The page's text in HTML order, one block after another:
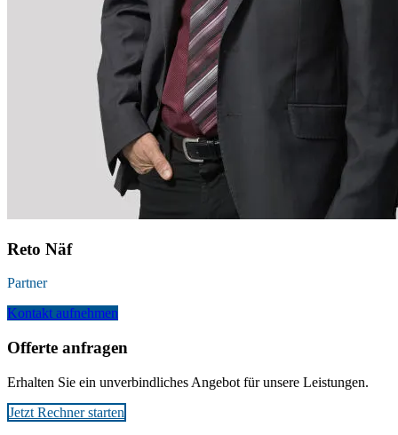
Reto Näf
Partner
Kontakt aufnehmen
Offerte anfragen
Erhalten Sie ein unverbindliches Angebot für unsere Leistungen.
Jetzt Rechner starten